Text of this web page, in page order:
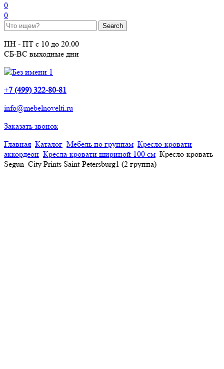
0
0
ПН - ПТ с 10 до 20.00
СБ-ВС выходные дни
+7 (499) 322-80-81
info@mebelnovelti.ru
Заказать звонок
Главная Каталог Мебель по группам Кресло-кровати
аккордеон Кресла-кровати шириной 100 см Кресло-кровать
Segun_City Prints Saint-Petersburg1 (2 группа)